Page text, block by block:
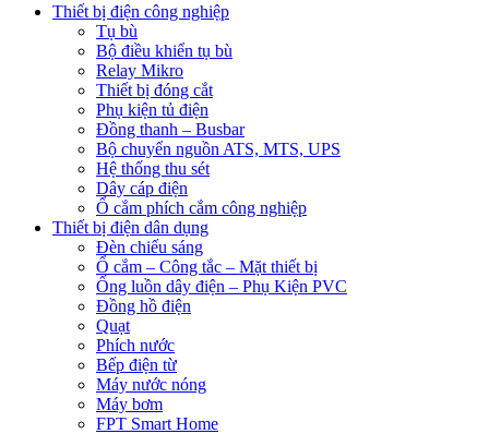
Thiết bị điện công nghiệp
Tụ bù
Bộ điều khiển tụ bù
Relay Mikro
Thiết bị đóng cắt
Phụ kiện tủ điện
Đồng thanh – Busbar
Bộ chuyển nguồn ATS, MTS, UPS
Hệ thống thu sét
Dây cáp điện
Ổ cắm phích cắm công nghiệp
Thiết bị điện dân dụng
Đèn chiếu sáng
Ổ cắm – Công tắc – Mặt thiết bị
Ống luồn dây điện – Phụ Kiện PVC
Đồng hồ điện
Quạt
Phích nước
Bếp điện từ
Máy nước nóng
Máy bơm
FPT Smart Home